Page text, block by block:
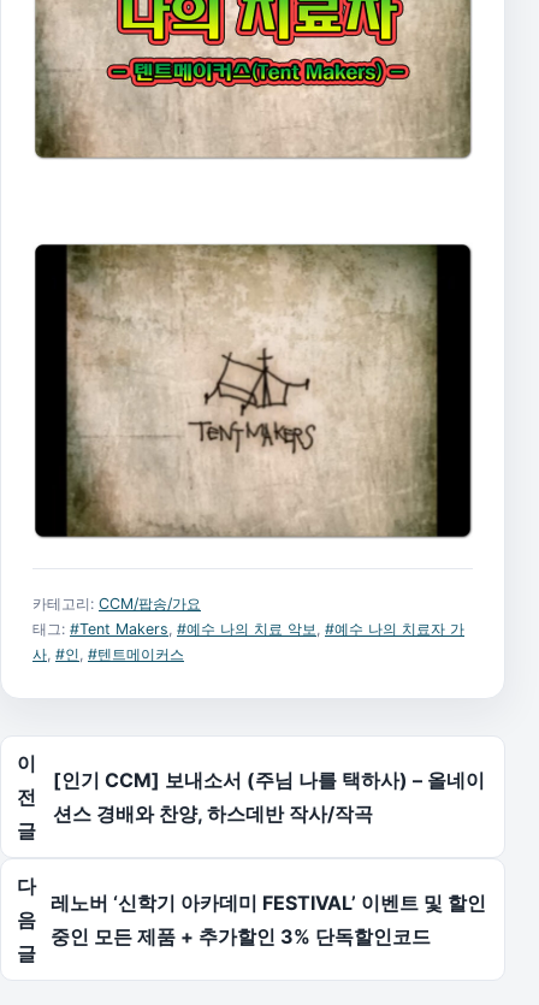
카테고리: CCM/팝송/가요
태그: #Tent Makers #예수 나의 치료 악보 #예수 나의 치료자 가
사 #인 #텐트메이커스
글 탐색
이
전
글
[인기 CCM] 보내소서 (주님 나를 택하사) – 올네이
션스 경배와 찬양, 하스데반 작사/작곡
다
음
글
레노버 ‘신학기 아카데미 FESTIVAL’ 이벤트 및 할인
중인 모든 제품 + 추가할인 3% 단독할인코드